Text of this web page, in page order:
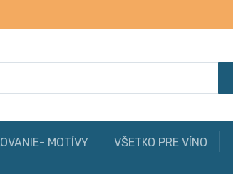
MOTÍVY VŠETKO PRE VÍNO